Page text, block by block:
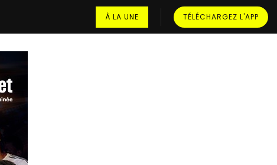
À LA UNE TÉLÉCHARGEZ L'APP